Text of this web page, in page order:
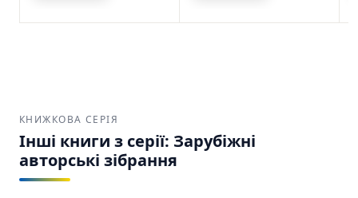
КНИЖКОВА СЕРІЯ
Інші книги з серії: Зарубіжні
авторські зібрання